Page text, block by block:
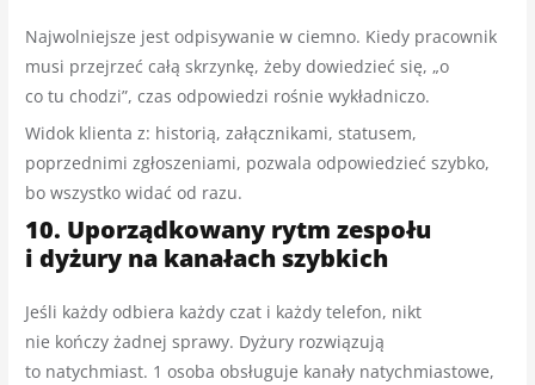
Najwolniejsze jest odpisywanie w ciemno. Kiedy pracownik
musi przejrzeć całą skrzynkę, żeby dowiedzieć się, „o
co tu chodzi”, czas odpowiedzi rośnie wykładniczo.
Widok klienta z: historią, załącznikami, statusem,
poprzednimi zgłoszeniami, pozwala odpowiedzieć szybko,
bo wszystko widać od razu.
10. Uporządkowany rytm zespołu
i dyżury na kanałach szybkich
Jeśli każdy odbiera każdy czat i każdy telefon, nikt
nie kończy żadnej sprawy. Dyżury rozwiązują
to natychmiast. 1 osoba obsługuje kanały natychmiastowe,